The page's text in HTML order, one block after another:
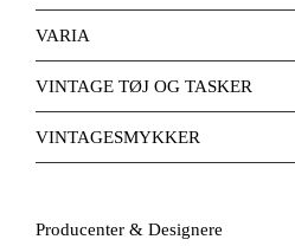
VARIA
VINTAGE TØJ OG TASKER
VINTAGESMYKKER
Producenter & Designere